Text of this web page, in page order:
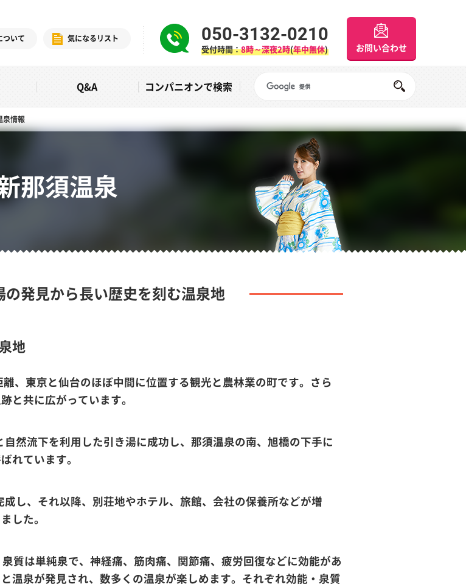
ついて 気になるリスト 050-3132-0210
受付時間：8時～深夜2時(年中無休) お問い合わせ
Q&A コンパニオンで検索
泉情報
那須温泉
発見から長い歴史を刻む温泉地
地
、東京と仙台のほぼ中間に位置する観光と農林業の町です。さら
と共に広がっています。
然流下を利用した引き湯に成功し、那須温泉の南、旭橋の下手に
れています。
し、それ以降、別荘地やホテル、旅館、会社の保養所などが増
した。
質は単純泉で、神経痛、筋肉痛、関節痛、疲労回復などに効能があ
温泉が発見され、数多くの温泉が楽しめます。それぞれ効能・泉質